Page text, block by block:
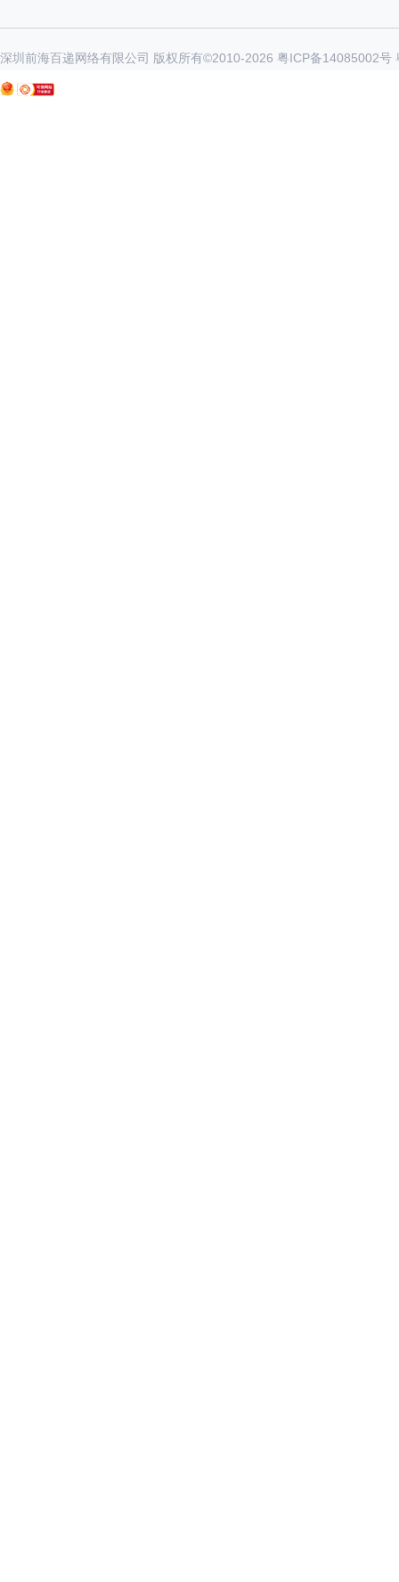
深圳前海百递网络有限公司 版权所有©2010-2026 粤ICP备14085002号